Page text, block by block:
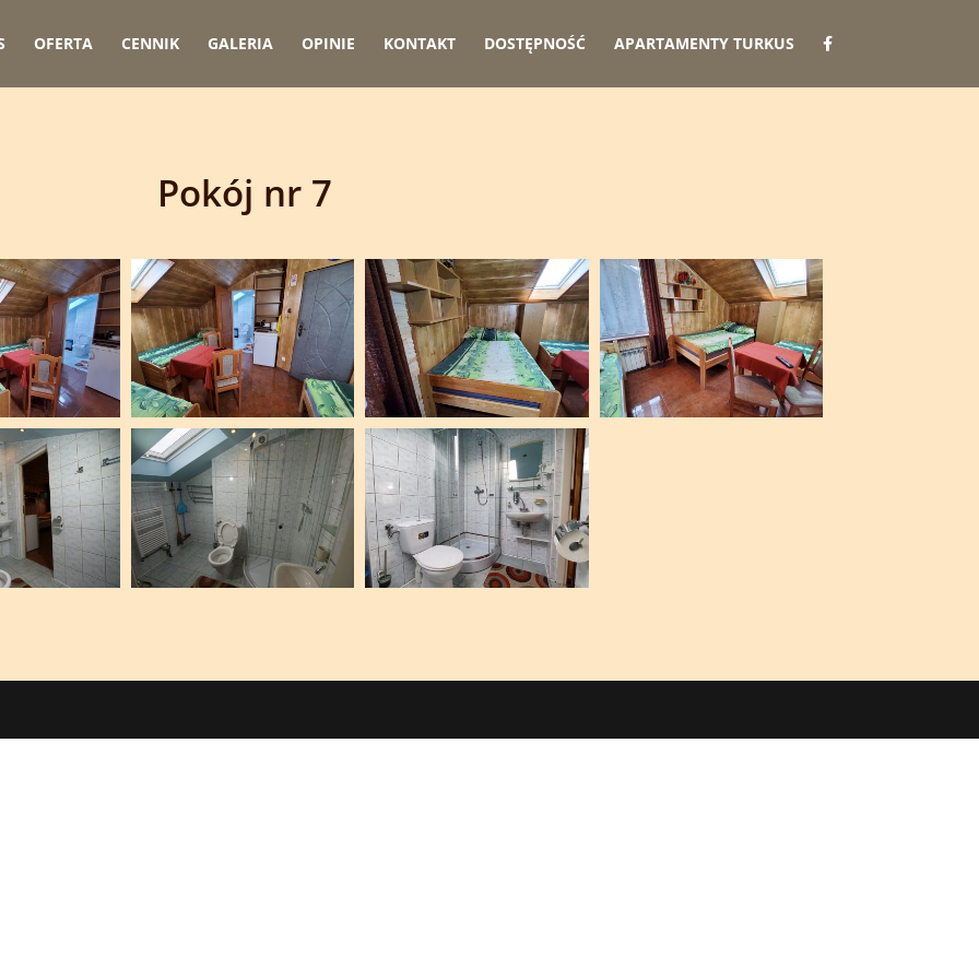
OFERTA CENNIK GALERIA OPINIE KONTAKT DOSTĘPNOŚĆ APARTAMENTY TURKUS
Pokój nr 7